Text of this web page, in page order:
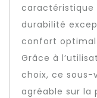
caractéristique
durabilité
confort
Grâce à
choix, ce
agréable sur la